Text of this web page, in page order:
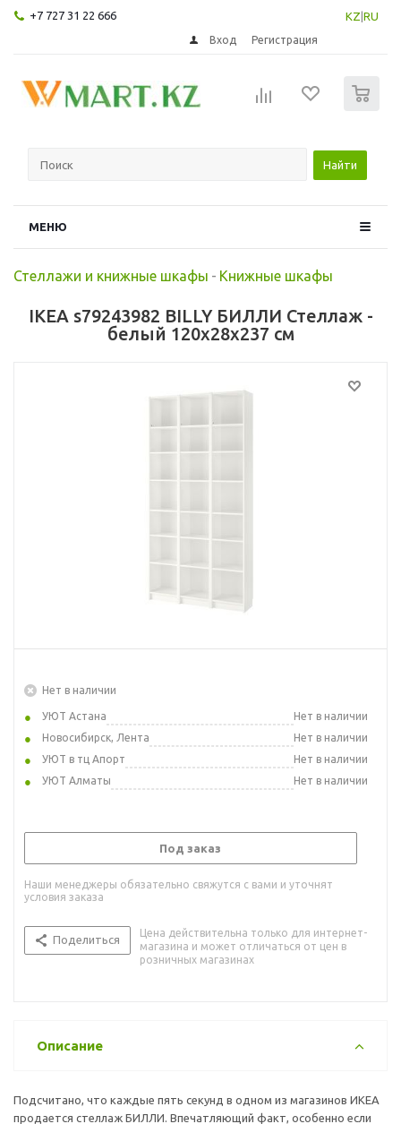
+7 727 31 22 666 KZ RU
Вход Регистрация
Найти
МЕНЮ
Стеллажи и книжные шкафы - Книжные шкафы
IKEA s79243982 BILLY БИЛЛИ Стеллаж -
белый 120x28x237 см
Нет в наличии
УЮТ Астана
Нет в наличии
Новосибирск, Лента
Нет в наличии
УЮТ в тц Апорт
Нет в наличии
УЮТ Алматы
Нет в наличии
Под заказ
Наши менеджеры обязательно свяжутся с вами и уточнят
условия заказа
Поделиться
Цена действительна только для интернет-
магазина и может отличаться от цен в
розничных магазинах
Описание
Подсчитано, что каждые пять секунд в одном из магазинов ИКЕА
продается стеллаж БИЛЛИ. Впечатляющий факт, особенно если